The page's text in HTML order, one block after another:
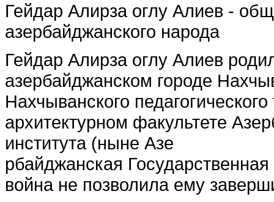
Гейдар Алирза оглу Алиев -
азербайджанского народа
Гейдар Алирза оглу Алиев
азербайджанском городе
Нахчыванского
архитектурном факультете
института (ныне Азе
рбайджанская
война не позволила ему